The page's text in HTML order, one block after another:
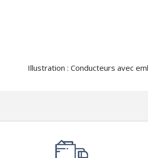
Illustration : Conducteurs avec